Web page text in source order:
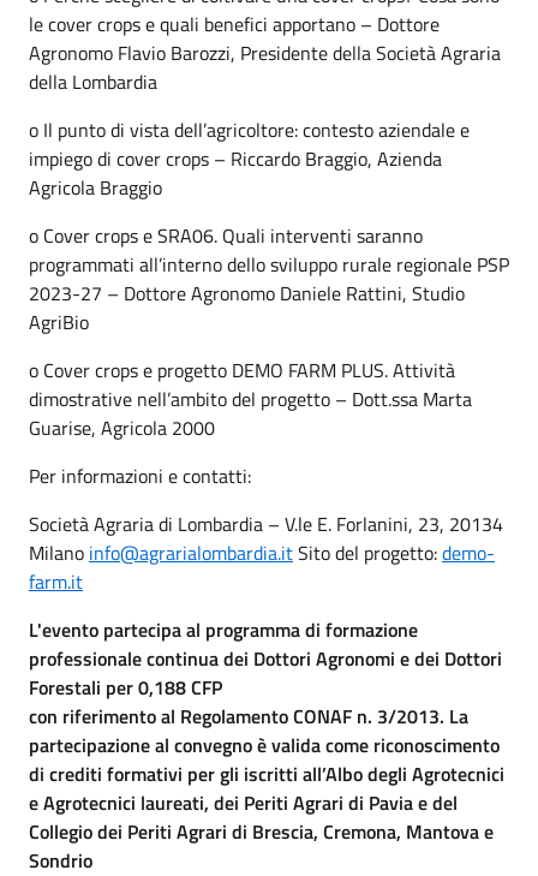
le cover crops e quali benefici apportano – Dottore
Agronomo Flavio Barozzi, Presidente della Società Agraria
della Lombardia
o Il punto di vista dell’agricoltore: contesto aziendale e
impiego di cover crops – Riccardo Braggio, Azienda
Agricola Braggio
o Cover crops e SRA06. Quali interventi saranno
programmati all’interno dello sviluppo rurale regionale PSP
2023-27 – Dottore Agronomo Daniele Rattini, Studio
AgriBio
o Cover crops e progetto DEMO FARM PLUS. Attività
dimostrative nell’ambito del progetto – Dott.ssa Marta
Guarise, Agricola 2000
Per informazioni e contatti:
Società Agraria di Lombardia – V.le E. Forlanini, 23, 20134
Milano info@agrarialombardia.itSito del progetto:demo-
farm.it
L'evento partecipa al programma di formazione
professionale continua dei Dottori Agronomi e dei Dottori
Forestali per 0,188 CFP
con riferimento al Regolamento CONAF n. 3/2013. La
partecipazione al convegno è valida come riconoscimento
di crediti formativi per gli iscritti all’Albo degli Agrotecnici
e Agrotecnici laureati, dei Periti Agrari di Pavia e del
Collegio dei Periti Agrari di Brescia, Cremona, Mantova e
Sondrio